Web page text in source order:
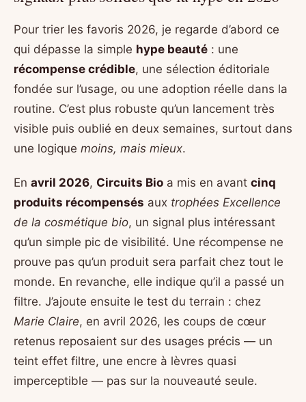
Pour trier les favoris 2026, je regarde d’abord ce
qui dépasse la simple hype beauté : une
récompense crédible, une sélection éditoriale
fondée sur l’usage, ou une adoption réelle dans la
routine. C’est plus robuste qu’un lancement très
visible puis oublié en deux semaines, surtout dans
une logique moins, mais mieux.
En avril 2026, Circuits Bio a mis en avant cinq
produits récompensés aux trophées Excellence
de la cosmétique bio, un signal plus intéressant
qu’un simple pic de visibilité. Une récompense ne
prouve pas qu’un produit sera parfait chez tout le
monde. En revanche, elle indique qu’il a passé un
filtre. J’ajoute ensuite le test du terrain : chez
Marie Claire, en avril 2026, les coups de cœur
retenus reposaient sur des usages précis — un
teint effet filtre, une encre à lèvres quasi
imperceptible — pas sur la nouveauté seule.